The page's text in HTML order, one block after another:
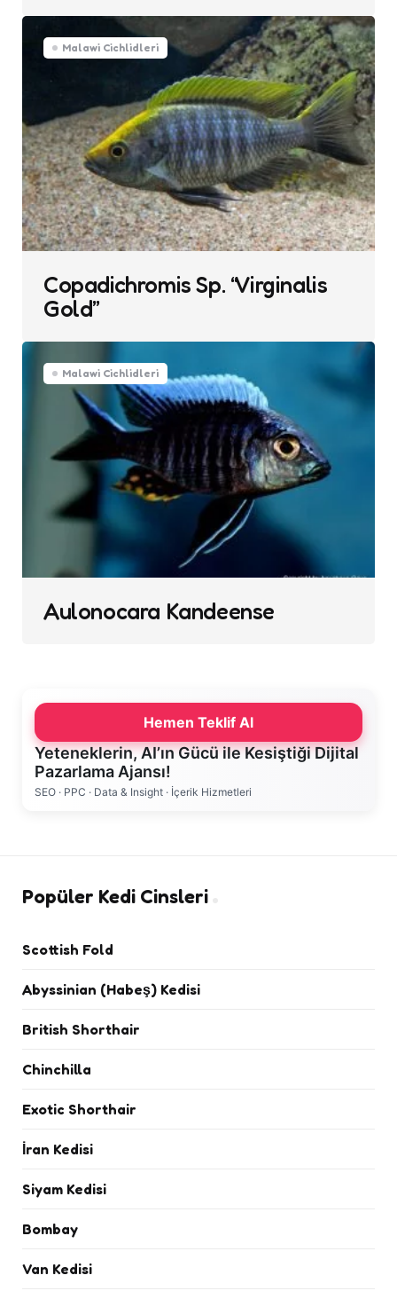
Malawi Cichlidleri
Copadichromis Sp. “Virginalis
Gold”
Malawi Cichlidleri
Aulonocara Kandeense
Yeteneklerin, AI’ın Gücü ile Kesiştiği Dijital
Pazarlama Ajansı!
SEO · PPC · Data & Insight · İçerik Hizmetleri
Hemen Teklif Al
Popüler Kedi Cinsleri
Scottish Fold
Abyssinian (Habeş) Kedisi
British Shorthair
Chinchilla
Exotic Shorthair
İran Kedisi
Siyam Kedisi
Bombay
Van Kedisi